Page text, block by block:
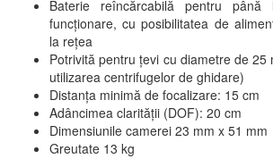
Baterie reîncărcabilă pentru
funcționare, cu posibilitatea de
la rețea
Potrivită pentru țevi cu diametre de
utilizarea centrifugelor de ghidare)
Distanța minimă de focalizare: 15 cm
Adâncimea clarității (DOF): 20 cm
Dimensiunile camerei 23 mm x 51 mm
Greutate 13 kg